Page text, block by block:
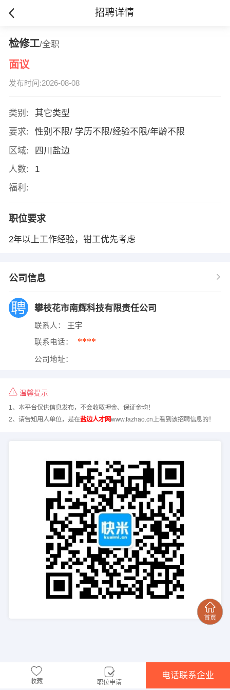
招聘详情
检修工/全职
面议
发布时间:2026-08-08
类别:
其它类型
要求:
性别不限/ 学历不限/经验不限/年龄不限
区域:
四川盐边
人数:
1
福利:
职位要求
2年以上工作经验，钳工优先考虑
公司信息
攀枝花市南辉科技有限责任公司
联系人： 王宇
联系电话： ****
公司地址：
温馨提示
1、本平台仅供信息发布，不会收取押金、保证金均！
2、请告知用人单位，是在盐边人才网www.fazhao.cn上看到该招聘信息的！
收藏 职位申请
电话联系企业